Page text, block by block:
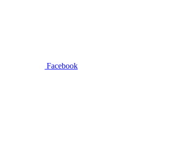
Facebook